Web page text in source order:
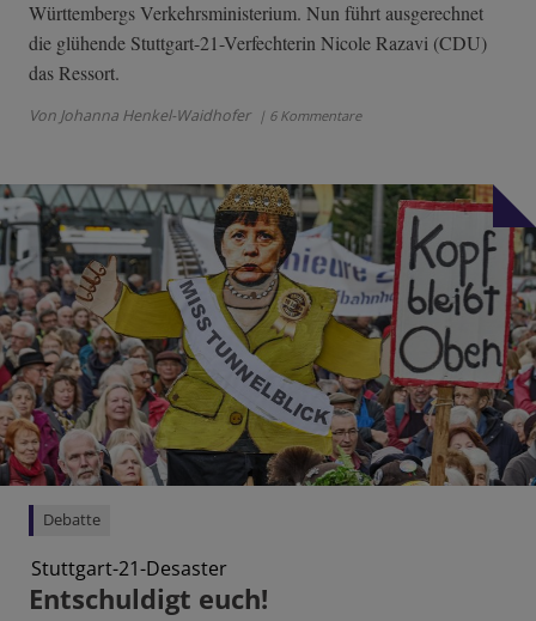
Württembergs Verkehrsministerium. Nun führt ausgerechnet
die glühende Stuttgart-21-Verfechterin Nicole Razavi (CDU)
das Ressort.
Von Johanna Henkel-Waidhofer | 6 Kommentare
Debatte
Stuttgart-21-Desaster
Entschuldigt euch!